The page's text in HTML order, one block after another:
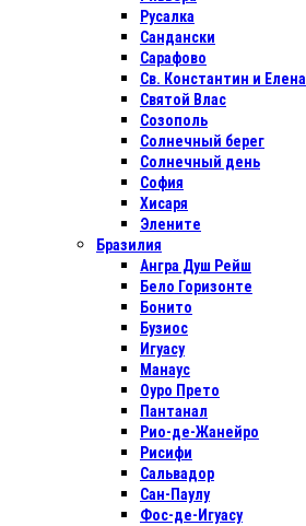
Русалка
Сандански
Сарафово
Св. Константин и Елена
Святой Влас
Созополь
Солнечный берег
Солнечный день
София
Хисаря
Элените
Бразилия
Ангра Душ Рейш
Бело Горизонте
Бонито
Бузиос
Игуасу
Манаус
Оуро Прето
Пантанал
Рио-де-Жанейро
Рисифи
Сальвадор
Сан-Паулу
Фос-де-Игуасу